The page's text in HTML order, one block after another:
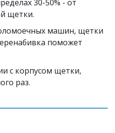
30-50% - от
щетки.
машин, щетки
поможет
с корпусом щетки,
раз.